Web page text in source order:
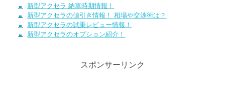
新型アクセラ 納車時期情報！
新型アクセラの値引き情報！ 相場や交渉術は？
新型アクセラの試乗レビュー情報！
新型アクセラのオプション紹介！
スポンサーリンク